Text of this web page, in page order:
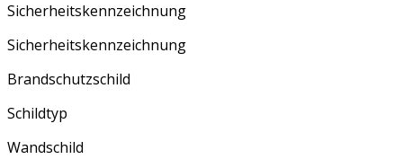
Sicherheitskennzeichnung
Sicherheitskennzeichnung
Brandschutzschild
Schildtyp
Wandschild